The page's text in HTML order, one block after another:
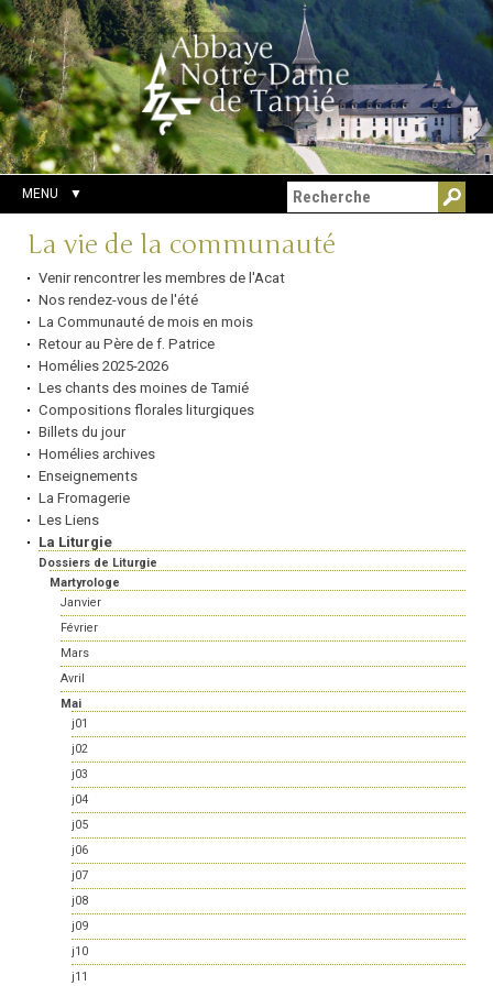
Aller
au
contenu.
|
Aller
à
la
navigation
Outils
personnels
Chercher par
Recherche
avancée…
MENU
Navigation
La vie de la communauté
Venir rencontrer les membres de l'Acat
Nos rendez-vous de l'été
La Communauté de mois en mois
Retour au Père de f. Patrice
Homélies 2025-2026
Les chants des moines de Tamié
Compositions florales liturgiques
Billets du jour
Homélies archives
Enseignements
La Fromagerie
Les Liens
La Liturgie
Dossiers de Liturgie
Martyrologe
Janvier
Février
Mars
Avril
Mai
j01
j02
j03
j04
j05
j06
j07
j08
j09
j10
j11